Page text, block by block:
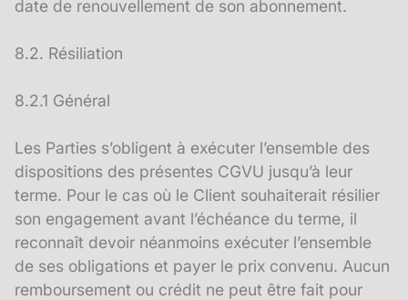
date de renouvellement de son abonnement.
8.2. Résiliation
8.2.1 Général
Les Parties s’obligent à exécuter l’ensemble des
dispositions des présentes CGVU jusqu’à leur
terme. Pour le cas où le Client souhaiterait résilier
son engagement avant l’échéance du terme, il
reconnaît devoir néanmoins exécuter l’ensemble
de ses obligations et payer le prix convenu. Aucun
remboursement ou crédit ne peut être fait pour